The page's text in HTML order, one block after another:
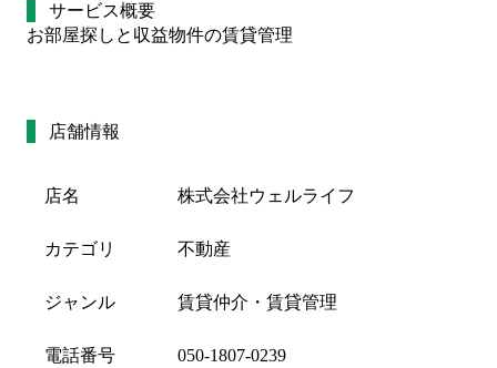
サービス概要
お部屋探しと収益物件の賃貸管理
店舗情報
店名 株式会社ウェルライフ
カテゴリ 不動産
ジャンル 賃貸仲介・賃貸管理
電話番号 050-1807-0239